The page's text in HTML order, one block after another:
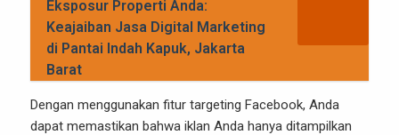
Eksposur Properti Anda:
Keajaiban Jasa Digital Marketing
di Pantai Indah Kapuk, Jakarta
Barat
Dengan menggunakan fitur targeting Facebook, Anda
dapat memastikan bahwa iklan Anda hanya ditampilkan